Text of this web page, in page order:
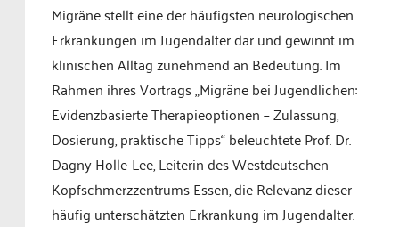
Migräne stellt eine der häufigsten neurologischen
Erkrankungen im Jugendalter dar und gewinnt im
klinischen Alltag zunehmend an Bedeutung. Im
Rahmen ihres Vortrags „Migräne bei Jugendlichen:
Evidenzbasierte Therapieoptionen – Zulassung,
Dosierung, praktische Tipps“ beleuchtete Prof. Dr.
Dagny Holle-Lee, Leiterin des Westdeutschen
Kopfschmerzzentrums Essen, die Relevanz dieser
häufig unterschätzten Erkrankung im Jugendalter.